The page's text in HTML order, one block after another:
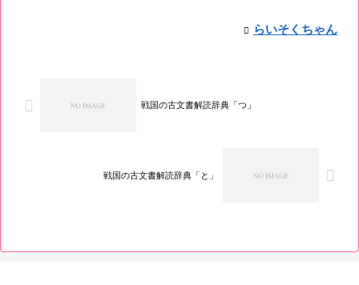
らいそくちゃん
戦国の古文書解読辞典「つ」
戦国の古文書解読辞典「と」